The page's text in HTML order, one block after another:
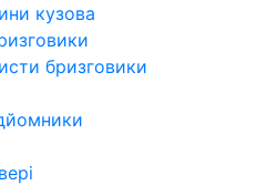
кузова
бризговики